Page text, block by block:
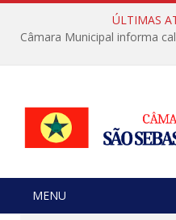
ÚLTIMAS
MENU